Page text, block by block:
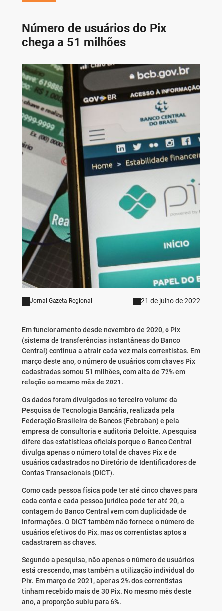
Número de usuários do Pix
chega a 51 milhões
Jornal Gazeta Regional 21 de julho de 2022
Em funcionamento desde novembro de 2020, o Pix
(sistema de transferências instantâneas do Banco
Central) continua a atrair cada vez mais correntistas. Em
março deste ano, o número de usuários com chaves Pix
cadastradas somou 51 milhões, com alta de 72% em
relação ao mesmo mês de 2021.
Os dados foram divulgados no terceiro volume da
Pesquisa de Tecnologia Bancária, realizada pela
Federação Brasileira de Bancos (Febraban) e pela
empresa de consultoria e auditoria Deloitte. A pesquisa
difere das estatísticas oficiais porque o Banco Central
divulga apenas o número total de chaves Pix e de
usuários cadastrados no Diretório de Identificadores de
Contas Transacionais (DICT).
Como cada pessoa física pode ter até cinco chaves para
cada conta e cada pessoa jurídica pode ter até 20, a
contagem do Banco Central vem com duplicidade de
informações. O DICT também não fornece o número de
usuários efetivos do Pix, mas os correntistas aptos a
cadastrarem as chaves.
Segundo a pesquisa, não apenas o número de usuários
está crescendo, mas também a utilização individual do
Pix. Em março de 2021, apenas 2% dos correntistas
tinham recebido mais de 30 Pix. No mesmo mês deste
ano, a proporção subiu para 6%.